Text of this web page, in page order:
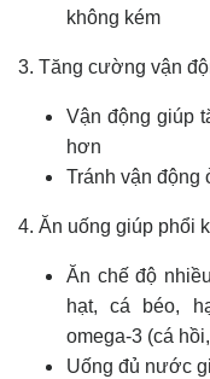
không kém
3. Tăng cường vận
Vận động giúp
hơn
Tránh vận động
4. Ăn uống giúp phổi
Ăn chế độ
hạt, cá béo,
omega-3 (cá
Uống đủ nước